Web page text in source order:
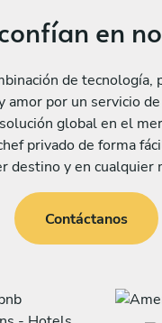
en
de tecnología,
amor por un servicio
global en el
privado de forma
destino y en cualquier
Contáctanos